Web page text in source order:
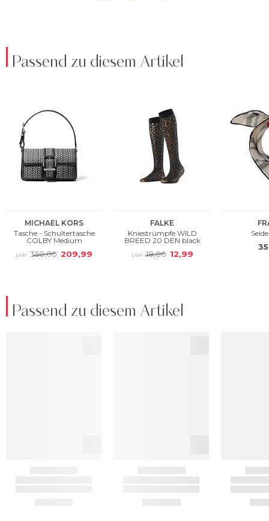
Passend zu diesem Artikel
Passend zu diesem Artikel